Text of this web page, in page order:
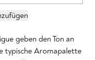
geben den Ton an
typische Aromapalette